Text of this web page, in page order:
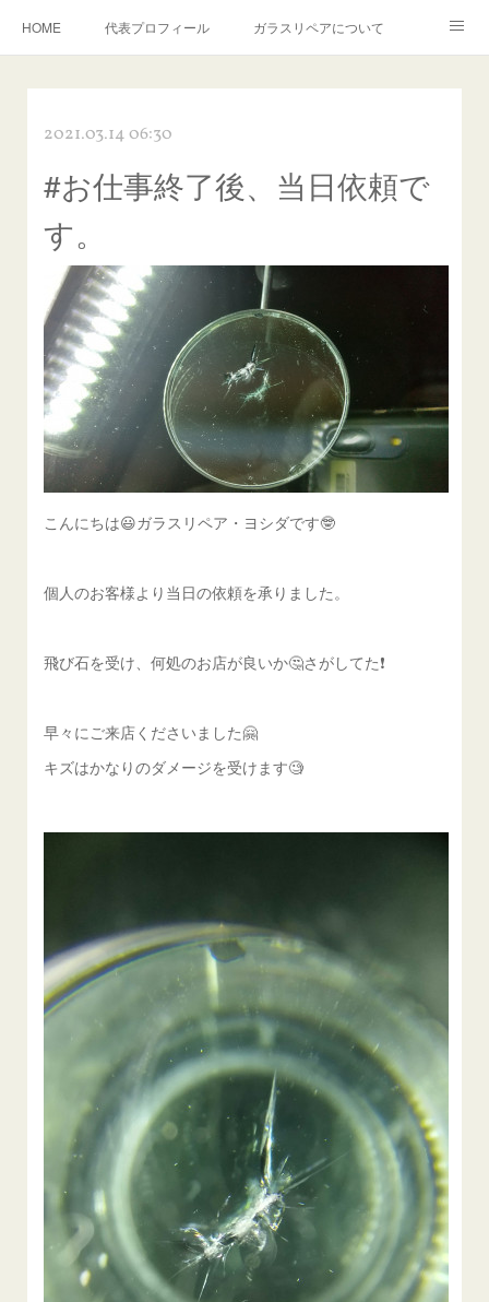
HOME 代表プロフィール ガラスリペアについて
飛び石施工料金について
当店へのアクセス 建築ガラスキズ取り・研磨・磨き
【プロ使用】フッ素系ガラストリートメント『アクアペル』
欧州車モールの白サビやシミを落とす！
飛び石ひび割れでヒビ先が伸びた場合は？
2021.03.14 06:30
#お仕事終了後、当日依頼で
す。
こんにちは😃ガラスリペア・ヨシダです🤓
個人のお客様より当日の依頼を承りました。
飛び石を受け、何処のお店が良いか🤔さがしてた❗️
早々にご来店くださいました🤗
キズはかなりのダメージを受けます🧐